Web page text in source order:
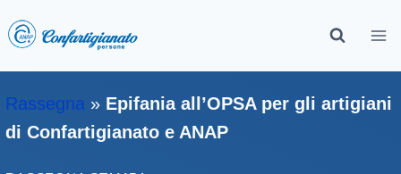
Rassegna » Epifania all’OPSA per gli artigiani
di Confartigianato e ANAP